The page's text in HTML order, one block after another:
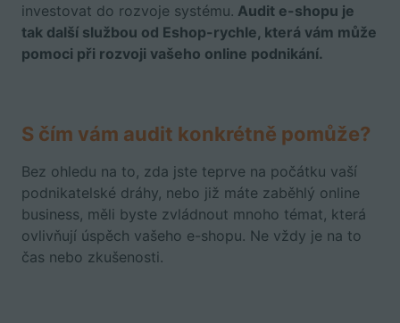
investovat do rozvoje systému. Audit e-shopu je
tak další službou od Eshop-rychle, která vám může
pomoci při rozvoji vašeho online podnikání.
S čím vám audit konkrétně pomůže?
Bez ohledu na to, zda jste teprve na počátku vaší
podnikatelské dráhy, nebo již máte zaběhlý online
business, měli byste zvládnout mnoho témat, která
ovlivňují úspěch vašeho e-shopu. Ne vždy je na to
čas nebo zkušenosti.